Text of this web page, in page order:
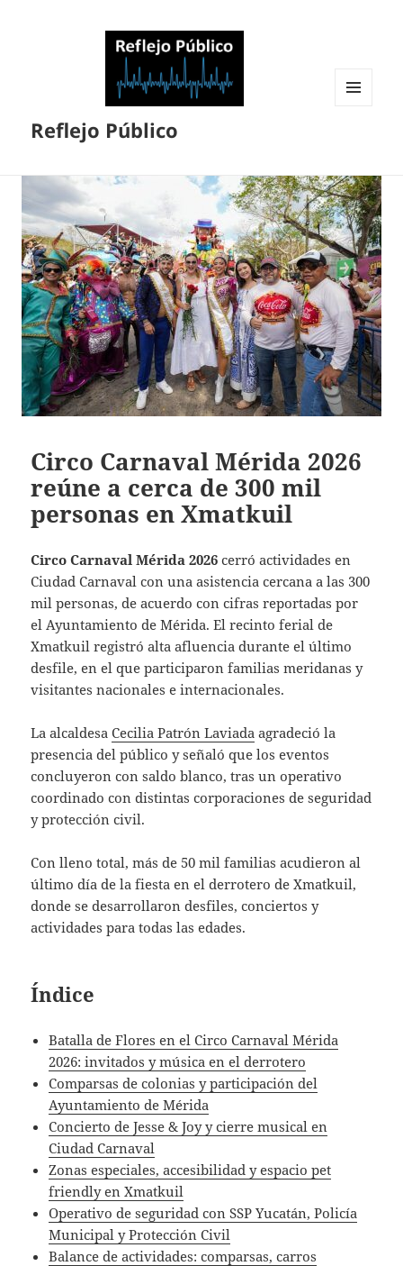
Reflejo Público
Circo Carnaval Mérida 2026
reúne a cerca de 300 mil
personas en Xmatkuil
Circo Carnaval Mérida 2026 cerró actividades en
Ciudad Carnaval con una asistencia cercana a las 300
mil personas, de acuerdo con cifras reportadas por
el Ayuntamiento de Mérida. El recinto ferial de
Xmatkuil registró alta afluencia durante el último
desfile, en el que participaron familias meridanas y
visitantes nacionales e internacionales.
La alcaldesaCecilia Patrón Laviada agradeció la
presencia del público y señaló que los eventos
concluyeron con saldo blanco, tras un operativo
coordinado con distintas corporaciones de seguridad
y protección civil.
Con lleno total, más de 50 mil familias acudieron al
último día de la fiesta en el derrotero de Xmatkuil,
donde se desarrollaron desfiles, conciertos y
actividades para todas las edades.
Índice
Batalla de Flores en el Circo Carnaval Mérida
2026: invitados y música en el derrotero
Comparsas de colonias y participación del
Ayuntamiento de Mérida
Concierto de Jesse & Joy y cierre musical en
Ciudad Carnaval
Zonas especiales, accesibilidad y espacio pet
friendly en Xmatkuil
Operativo de seguridad con SSP Yucatán, Policía
Municipal y Protección Civil
Balance de actividades: comparsas, carros